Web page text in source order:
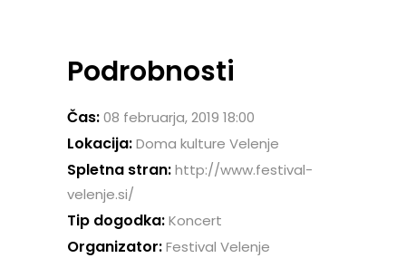
Podrobnosti
Čas:08 februarja, 2019 18:00
Lokacija:Doma kulture Velenje
Spletna stran:http://www.festival-
velenje.si/
Tip dogodka:Koncert
Organizator:Festival Velenje